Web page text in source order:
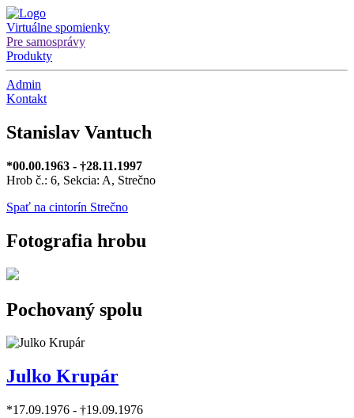
Virtuálne spomienky
Pre samosprávy
Produkty
Admin
Kontakt
Stanislav Vantuch
*00.00.1963 - †28.11.1997
Hrob č.: 6, Sekcia: A, Strečno
Spať na cintorín Strečno
Fotografia hrobu
Pochovaný spolu
Julko Krupár
*17.09.1976 - †19.09.1976